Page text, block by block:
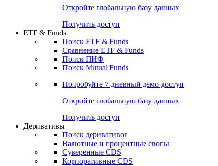
Откройте глобальную базу данных
Получить доступ
ETF & Funds
Поиск ETF & Funds
Сравнение ETF & Funds
Поиск ПИФ
Поиск Mutual Funds
Попробуйте 7-дневный демо-доступ
Откройте глобальную базу данных
Получить доступ
Деривативы
Поиск деривативов
Валютные и процентные свопы
Суверенные CDS
Корпоративные CDS